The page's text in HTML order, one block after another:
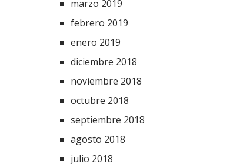
marzo 2019
febrero 2019
enero 2019
diciembre 2018
noviembre 2018
octubre 2018
septiembre 2018
agosto 2018
julio 2018